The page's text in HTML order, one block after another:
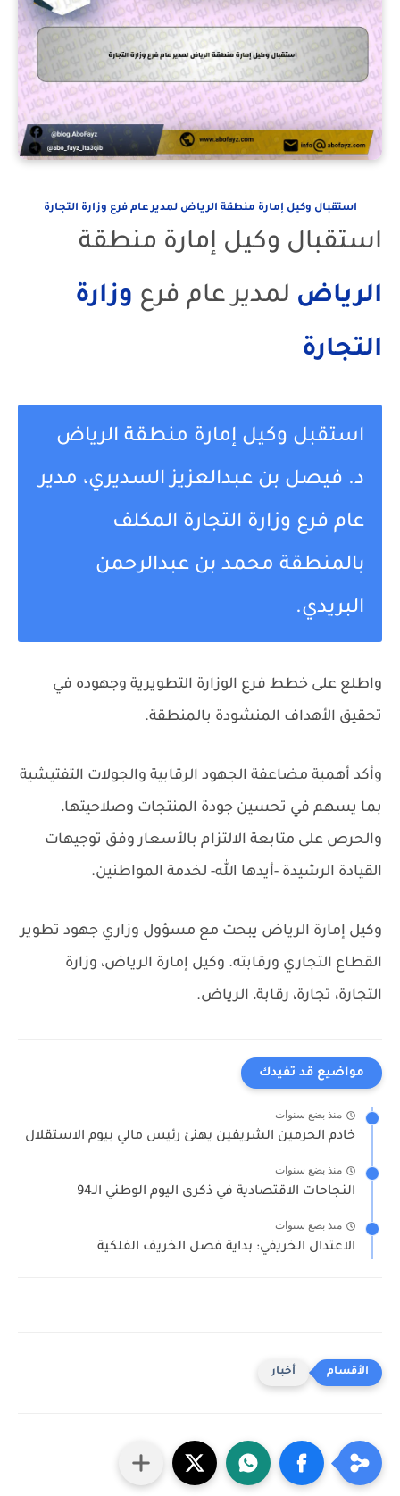
استقبال وكيل إمارة منطقة الرياض لمدير عام فرع وزارة التجارة
استقبال وكيل إمارة منطقة
الرياض لمدير عام فرع وزارة
التجارة
استقبل وكيل إمارة منطقة الرياض
د. فيصل بن عبدالعزيز السديري، مدير
عام فرع وزارة التجارة المكلف
بالمنطقة محمد بن عبدالرحمن
البريدي.
واطلع على خطط فرع الوزارة التطويرية وجهوده في
تحقيق الأهداف المنشودة بالمنطقة.
وأكد أهمية مضاعفة الجهود الرقابية والجولات التفتيشية
بما يسهم في تحسين جودة المنتجات وصلاحيتها،
والحرص على متابعة الالتزام بالأسعار وفق توجيهات
القيادة الرشيدة -أيدها الله- لخدمة المواطنين.
وكيل إمارة الرياض يبحث مع مسؤول وزاري جهود تطوير
القطاع التجاري ورقابته. وكيل إمارة الرياض، وزارة
التجارة، تجارة، رقابة، الرياض.
مواضيع قد تفيدك
منذ بضع سنوات
خادم الحرمين الشريفين يهنئ رئيس مالي بيوم الاستقلال
منذ بضع سنوات
النجاحات الاقتصادية في ذكرى اليوم الوطني الـ94
منذ بضع سنوات
الاعتدال الخريفي: بداية فصل الخريف الفلكية
أخبار